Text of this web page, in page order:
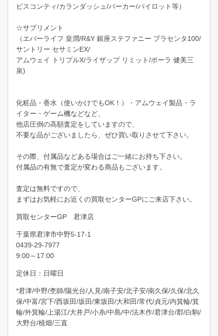
ビスコンティ/カランダッシュ/パーカー/パイロット等）
☆サプリメント
（エバーライフ 皇潤/R&Y 銀座ステファニー プラセンタ100/
サントリー セサミンEX/
アムウェイ トリプルX/ライザップ リミット/ポーラ 健美三
泉)
化粧品・香水（使いかけでもOK！）・アムウェイ製品・ラ
イター・ゲーム機などなど、
他店圧倒の高額査定をしていますので、
不要な品がございましたら、ぜひ買い取りさせて下さい。
その際、付属品などある場合はご一緒にお持ち下さい。
付属品の有無で査定が変わる商品もございます。
査定は無料ですので、
まずはお気軽にお近くの買取センターGPにご来店下さい。
買取センターGP 君津店
千葉県君津市中野5-17-1
0439-29-7977
9:00～17:00
定休日：日曜日
*君津/中野/杢師/陽光台/人見/南子安/北子安/南久保/久保/北久
保/中富/宮下/西坂田/坂田/東坂田/大和田/常代/貞元/内箕輪/箕
輪/外箕輪/上湯江/大井戸/小糸/中島/中/法木作/君津台/郡/白駒/
大野台/植畑/三直